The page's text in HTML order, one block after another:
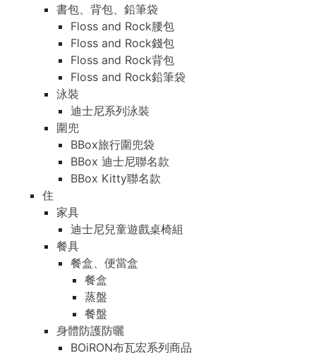
書包、背包、鉛筆袋
Floss and Rock腰包
Floss and Rock錢包
Floss and Rock背包
Floss and Rock鉛筆袋
泳裝
迪士尼系列泳裝
圍兜
BBox旅行圍兜袋
BBox 迪士尼聯名款
BBox Kitty聯名款
住
家具
迪士尼兒童遊戲桌椅組
餐具
餐盒、便當盒
餐盒
蒸盤
餐盤
身體防護防曬
BOiRON布瓦宏系列商品